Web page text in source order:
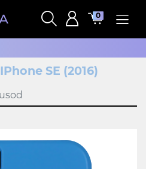
0
IPhone SE (2016)